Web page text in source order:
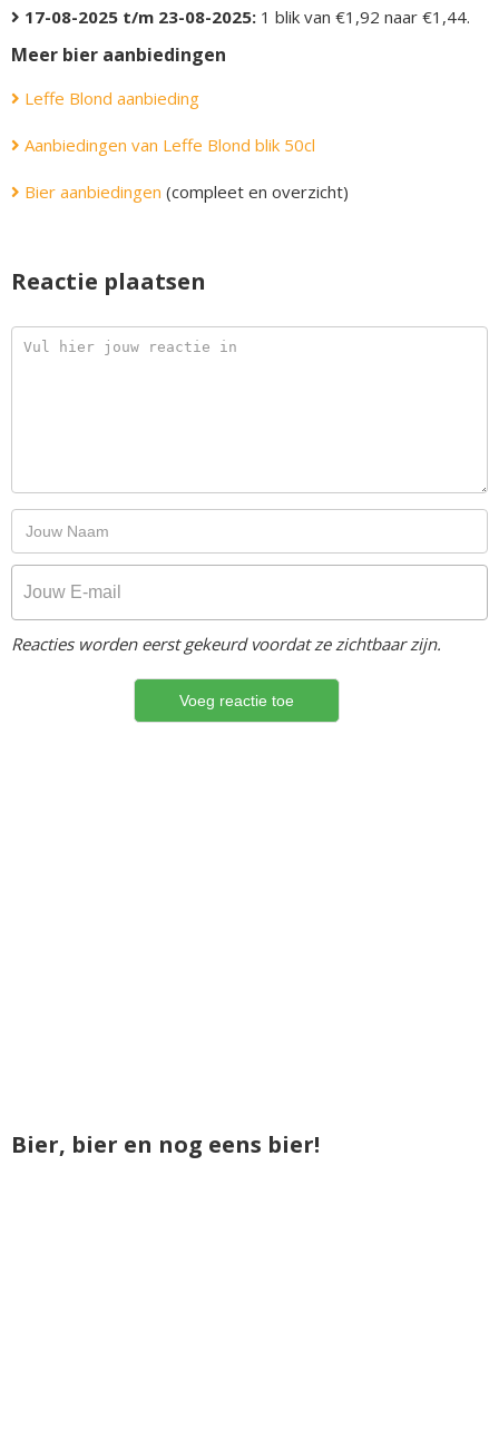
17-08-2025 t/m 23-08-2025: 1 blik van €1,92 naar €1,44.
Meer bier aanbiedingen
Leffe Blond aanbieding
Aanbiedingen van Leffe Blond blik 50cl
Bier aanbiedingen (compleet en overzicht)
Reactie plaatsen
Reacties worden eerst gekeurd voordat ze zichtbaar zijn.
Bier, bier en nog eens bier!